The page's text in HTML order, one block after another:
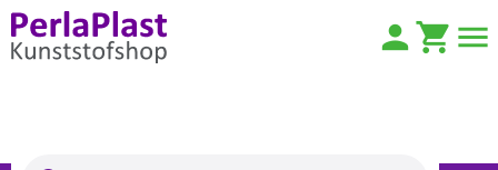
Ga naar de inhoud
Menu